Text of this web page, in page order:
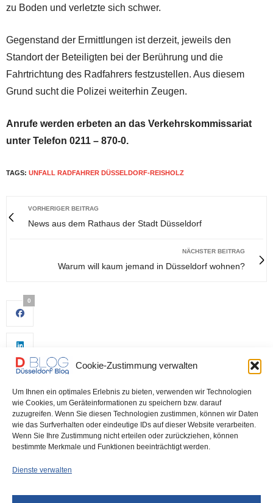
Cookie-Zustimmung verwalten
Um Ihnen ein optimales Erlebnis zu bieten, verwenden wir Technologien
wie Cookies, um Geräteinformationen zu speichern bzw. darauf
zuzugreifen. Wenn Sie diesen Technologien zustimmen, können wir Daten
wie das Surfverhalten oder eindeutige IDs auf dieser Website verarbeiten.
Wenn Sie Ihre Zustimmung nicht erteilen oder zurückziehen, können
bestimmte Merkmale und Funktionen beeinträchtigt werden.
Dienste verwalten
zu Boden und verletzte sich schwer.
Gegenstand der Ermittlungen ist derzeit, jeweils den
Standort der Beteiligten bei der Berührung und die
Fahrtrichtung des Radfahrers festzustellen. Aus diesem
Grund sucht die Polizei weiterhin Zeugen.
Anrufe werden erbeten an das Verkehrskommissariat
unter Telefon 0211 – 870-0.
TAGS: UNFALL RADFAHRER DÜSSELDORF-REISHOLZ
VORHERIGER BEITRAG
News aus dem Rathaus der Stadt Düsseldorf
NÄCHSTER BEITRAG
Warum will kaum jemand in Düsseldorf wohnen?
0